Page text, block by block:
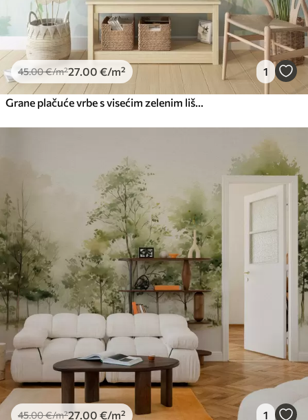
45.00€/m²27 .00 €/m² 1
45.00€/m²27 .00 €/m² 1